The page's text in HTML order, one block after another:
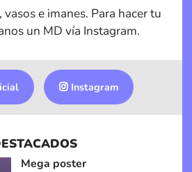
e imanes. Para hacer tu
un MD vía Instagram.
Instagram
Mega poster